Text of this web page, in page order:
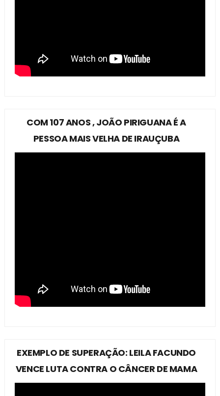
COM 107 ANOS , JOÃO PIRIGUANA É A
PESSOA MAIS VELHA DE IRAUÇUBA
EXEMPLO DE SUPERAÇÃO: LEILA FACUNDO
VENCE LUTA CONTRA O CÂNCER DE MAMA